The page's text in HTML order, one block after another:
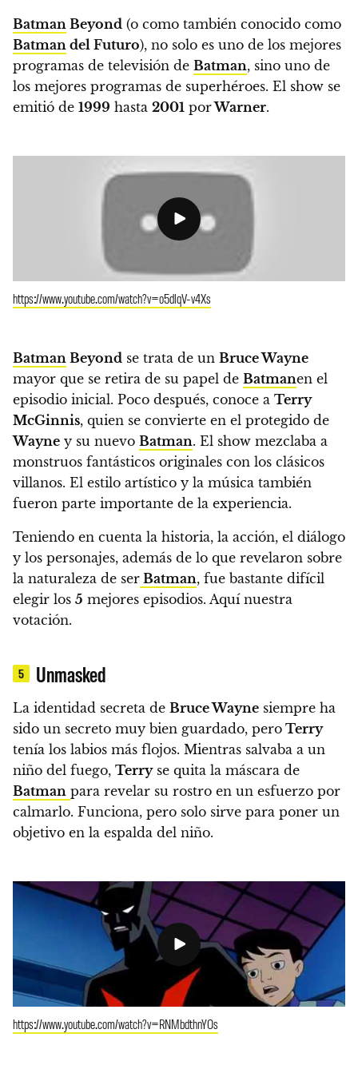
Batman Beyond (o como también conocido como
Batman del Futuro), no solo es uno de los mejores
programas de televisión de Batman, sino uno de
los mejores programas de superhéroes. El show se
emitió de 1999 hasta 2001 porWarner.
https://www.youtube.com/watch?v=o5dlqV-v4Xs
Batman Beyond se trata de un Bruce Wayne
mayor que se retira de su papel de Batmanen el
episodio inicial. Poco después, conoce a Terry
McGinnis, quien se convierte en el protegido de
Wayne y su nuevo Batman. El show mezclaba a
monstruos fantásticos originales con los clásicos
villanos. El estilo artístico y la música también
fueron parte importante de la experiencia.
Teniendo en cuenta la historia, la acción, el diálogo
y los personajes, además de lo que revelaron sobre
la naturaleza de ser Batman, fue bastante difícil
elegir los 5 mejores episodios. Aquí nuestra
votación.
5 Unmasked
La identidad secreta de Bruce Wayne siempre ha
sido un secreto muy bien guardado, pero Terry
tenía los labios más flojos. Mientras salvaba a un
niño del fuego, Terryse quita la máscara de
Batman para revelar su rostro en un esfuerzo por
calmarlo. Funciona, pero solo sirve para poner un
objetivo en la espalda del niño.
https://www.youtube.com/watch?v=RNMbdthnYOs